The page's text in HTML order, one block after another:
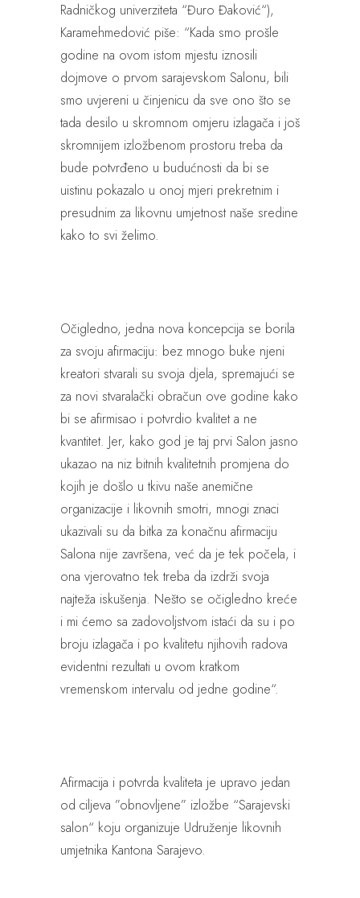
Radničkog univerziteta “Đuro Đaković“),
Karamehmedović piše: “Kada smo prošle
godine na ovom istom mjestu iznosili
dojmove o prvom sarajevskom Salonu, bili
smo uvjereni u činjenicu da sve ono što se
tada desilo u skromnom omjeru izlagača i još
skromnijem izložbenom prostoru treba da
bude potvrđeno u budućnosti da bi se
uistinu pokazalo u onoj mjeri prekretnim i
presudnim za likovnu umjetnost naše sredine
kako to svi želimo.
Očigledno, jedna nova koncepcija se borila
za svoju afirmaciju: bez mnogo buke njeni
kreatori stvarali su svoja djela, spremajući se
za novi stvaralački obračun ove godine kako
bi se afirmisao i potvrdio kvalitet a ne
kvantitet. Jer, kako god je taj prvi Salon jasno
ukazao na niz bitnih kvalitetnih promjena do
kojih je došlo u tkivu naše anemične
organizacije i likovnih smotri, mnogi znaci
ukazivali su da bitka za konačnu afirmaciju
Salona nije završena, već da je tek počela, i
ona vjerovatno tek treba da izdrži svoja
najteža iskušenja. Nešto se očigledno kreće
i mi ćemo sa zadovoljstvom istaći da su i po
broju izlagača i po kvalitetu njihovih radova
evidentni rezultati u ovom kratkom
vremenskom intervalu od jedne godine“.
Afirmacija i potvrda kvaliteta je upravo jedan
od ciljeva ”obnovljene” izložbe “Sarajevski
salon“ koju organizuje Udruženje likovnih
umjetnika Kantona Sarajevo.